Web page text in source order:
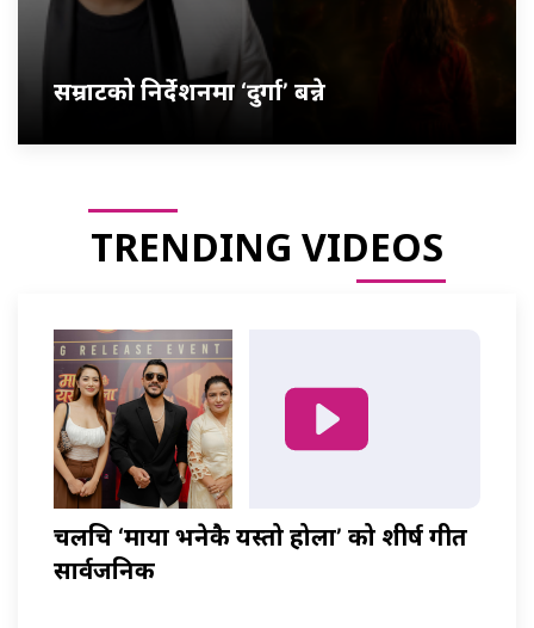
सम्राटको निर्देशनमा ‘दुर्गा’ बन्ने
TRENDING VIDEOS
चलचित्र ‘माया भनेकै यस्तो होला’ को शीर्ष गीत
सार्वजनिक